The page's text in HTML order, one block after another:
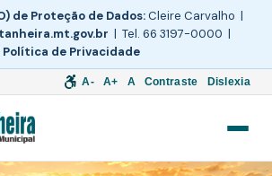
de Proteção de Dados:Cleire Carvalho |
| Tel. 66 3197-0000 |
Política de Privacidade
A- A+ A Contraste Dislexia